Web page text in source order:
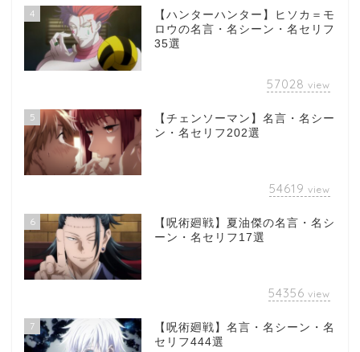
4
【ハンターハンター】ヒソカ＝モ
ロウの名言・名シーン・名セリフ
35選
57028 view
5
【チェンソーマン】名言・名シー
ン・名セリフ202選
54619 view
6
【呪術廻戦】夏油傑の名言・名シ
ーン・名セリフ17選
54356 view
7
【呪術廻戦】名言・名シーン・名
セリフ444選